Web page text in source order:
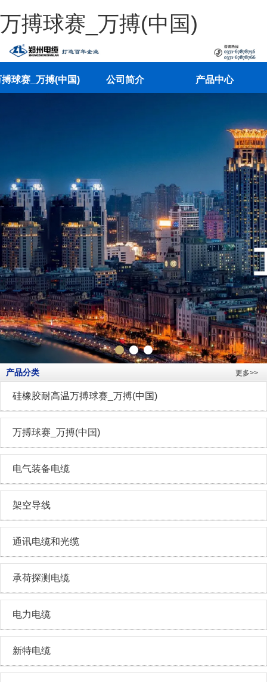
万搏球赛_万搏(中国)
球赛_万搏(中国) 公司简介 产品中心
产品分类 更多>>
硅橡胶耐高温万搏球赛_万搏(中国)
万搏球赛_万搏(中国)
电气装备电缆
架空导线
通讯电缆和光缆
承荷探测电缆
电力电缆
新特电缆